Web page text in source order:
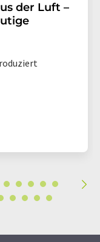
der Luft –